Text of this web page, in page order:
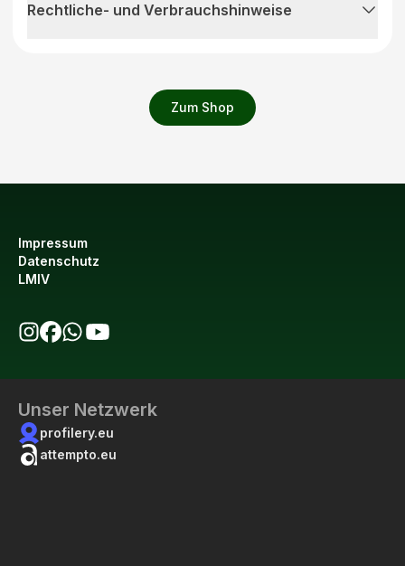
Zum Shop
Rechtliche- und Verbrauchshinweise
Impressum
Datenschutz
LMIV
Unser Netzwerk
profilery.eu
attempto.eu